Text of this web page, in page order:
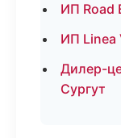
ИП Road
ИП
Дилер-
Сургут